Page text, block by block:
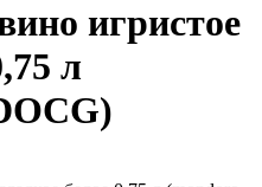
игристое
л